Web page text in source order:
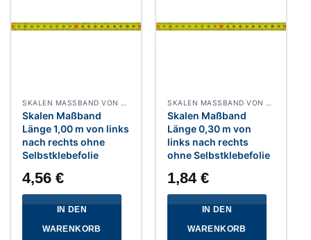
Skalen Maßband
Länge 1,00 m von links
nach rechts ohne
Selbstklebefolie
4,56€
IN DEN
WARENKORB
Skalen Maßband
Länge 0,30 m von
links nach rechts
ohne Selbstklebefolie
1,84€
IN DEN
WARENKORB